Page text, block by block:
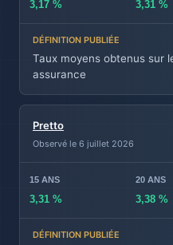
3,17 % 3,31 %
Taux moyens obtenus sur
assurance
Pretto
Observé le 6 juillet 2026
3,31 % 3,38 %